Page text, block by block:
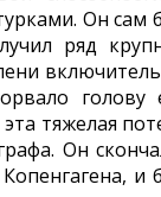
Он сам
ряд
голову
тяжелая
Он
и